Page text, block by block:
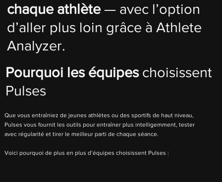
Pourquoi les équipeschoisissent
Pulses
Que vous entraîniez de jeunes athlètes ou des sportifs de haut niveau,
Pulses vous fournit les outils pour entraîner plus intelligemment, tester
avec régularité et tirer le meilleur parti de chaque séance.
Voici pourquoi de plus en plus d’équipes choisissent Pulses :
chaque athlète— avec l’option
d’aller plus loin grâce à Athlete
Analyzer.